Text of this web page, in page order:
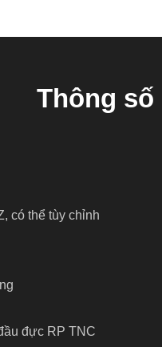
Thông số
có thể tùy chỉnh
đực RP TNC